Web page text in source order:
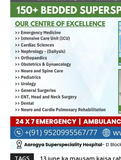
TAGS
13 june ka mausam kaisa